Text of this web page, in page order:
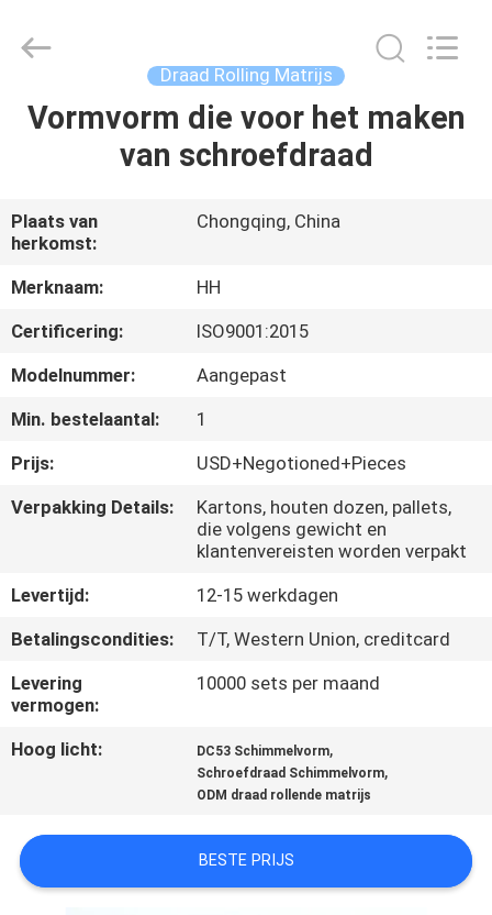
HUIS
VIDEO'S
ONGEVEER
ONS
FABRIEKSREIS
KWALITEITSCONTROLE
ONS
NIEUWS
VERZOEK
CITAAT
SITEMAP
Limited.
Reserved.
Draad Rolling Matrijs
Vormvorm die voor het maken
van schroefdraad
Plaats van
herkomst:
Chongqing, China
Merknaam:
HH
Certificering:
ISO9001:2015
Modelnummer:
Aangepast
Min. bestelaantal:
1
Prijs:
USD+Negotioned+Pieces
Verpakking Details:
Kartons, houten dozen, pallets,
die volgens gewicht en
klantenvereisten worden verpakt
Levertijd:
12-15 werkdagen
Betalingscondities:
T/T, Western Union, creditcard
Levering
vermogen:
10000 sets per maand
Hoog licht: DC53 Schimmelvorm,
Schroefdraad Schimmelvorm,
ODM draad rollende matrijs
BESTE PRIJS